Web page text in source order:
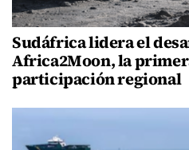
Sudáfrica lidera el
Africa2Moon, la
participación regional